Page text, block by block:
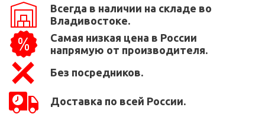
Всегда в наличии на складе во
Владивостоке.
Самая низкая цена в России
напрямую от производителя.
Без посредников.
Доставка по всей России.